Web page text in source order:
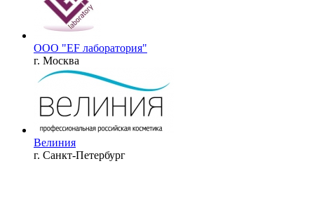
ООО "EF лаборатория"
г. Москва
Велиния
г. Санкт-Петербург